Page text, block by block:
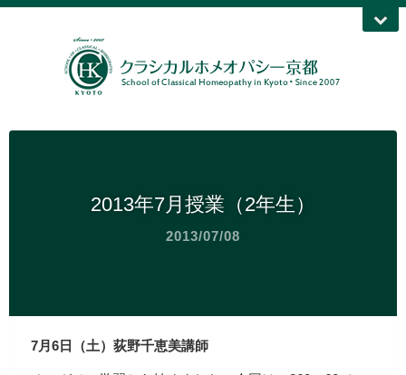
2013年7月授業（2年生）
2013/07/08
7月6日（土）荻野千恵美講師